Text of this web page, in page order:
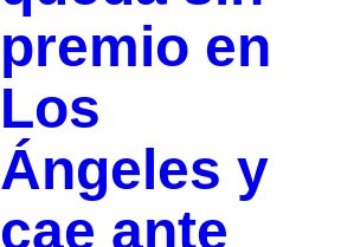
premio en
Los
Ángeles y
cae ante